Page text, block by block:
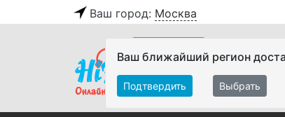
Ваш город: Москва
Ваш ближайший регион
Подтвердить Выбрать